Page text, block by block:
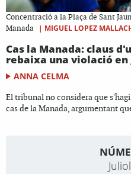
Concentració a la Plaça de Sant
Manada
| MIGUEL LOPEZ
Cas la Manada: claus
rebaixa una violació en
ANNA CELMA
El tribunal no considera que
cas de la Manada, argumentant